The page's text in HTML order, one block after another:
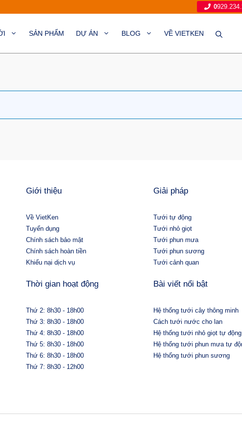
0
SẢN PHẨM DỰ ÁN BLOG VỀ VIETKEN
Giới thiệu
Về VietKen
Tuyển dụng
Chính sách bảo mật
Chính sách hoàn tiền
Khiếu nại dịch vụ
Thời gian hoạt động
Thứ 2: 8h30 - 18h00
Thứ 3: 8h30 - 18h00
Thứ 4: 8h30 - 18h00
Thứ 5: 8h30 - 18h00
Thứ 6: 8h30 - 18h00
Thứ 7: 8h30 - 12h00
Giải pháp
Tưới tự động
Tưới nhỏ giọt
Tưới phun mưa
Tưới phun sương
Tưới cảnh quan
Bài viết nổi bật
Hệ thống tưới cây thông minh
Cách tưới nước cho lan
Hệ thống tưới nhỏ giọt tự động
Hệ thống tưới phun mưa tự
Hệ thống tưới phun sương